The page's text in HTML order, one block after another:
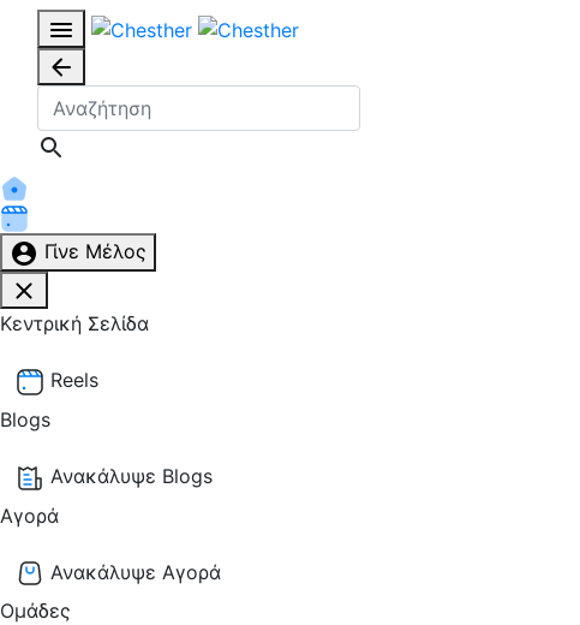
Γίνε Μέλος
Κεντρική Σελίδα
Reels
Blogs
Ανακάλυψε Blogs
Αγορά
Ανακάλυψε Αγορά
Ομάδες